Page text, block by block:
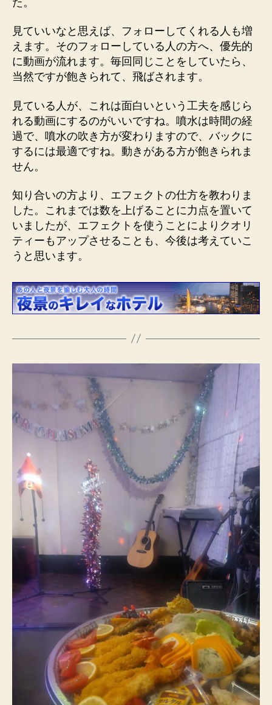
見ていいなと思えば、フォローしてくれる人も増
えます。そのフォローしている人の方へ、優先的
に動画が流れます。毎回同じことをしていたら、
当然ですが飽きられて、飛ばされます。
見ている人が、これは面白いという工夫を感じら
れる動画にするのがいいですね。噴水は時間の経
過で、噴水の吹き方が変わりますので、バックに
するには最適ですね。動きがある方が飽きられま
せん。
知り合いの方より、エフェクトの仕方を教わりま
した。これまでは数を上げることに力点を置いて
いましたが、エフェクトを使うことによりクオリ
ティーもアップさせることも、今後は考えていこ
うと思います。